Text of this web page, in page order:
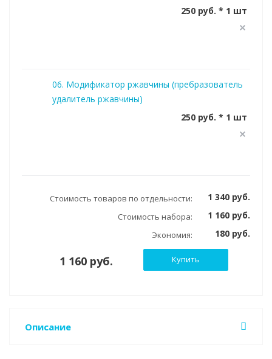
250 руб. * 1 шт
06. Модификатор ржавчины (пребразователь
удалитель ржавчины)
250 руб. * 1 шт
Стоимость товаров по отдельности: 1 340 руб.
Стоимость набора: 1 160 руб.
Экономия: 180 руб.
1 160 руб. Купить
Описание